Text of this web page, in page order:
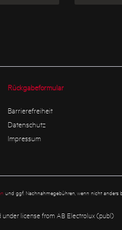
Rückgabeformular
Barrierefreiheit
Datenschutz
Impressum
und ggf. Nachnahmegebühren, wenn nicht anders
under license from AB Electrolux (publ)